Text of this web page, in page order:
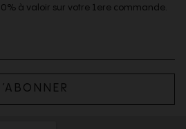
à valoir sur votre 1ere commande.